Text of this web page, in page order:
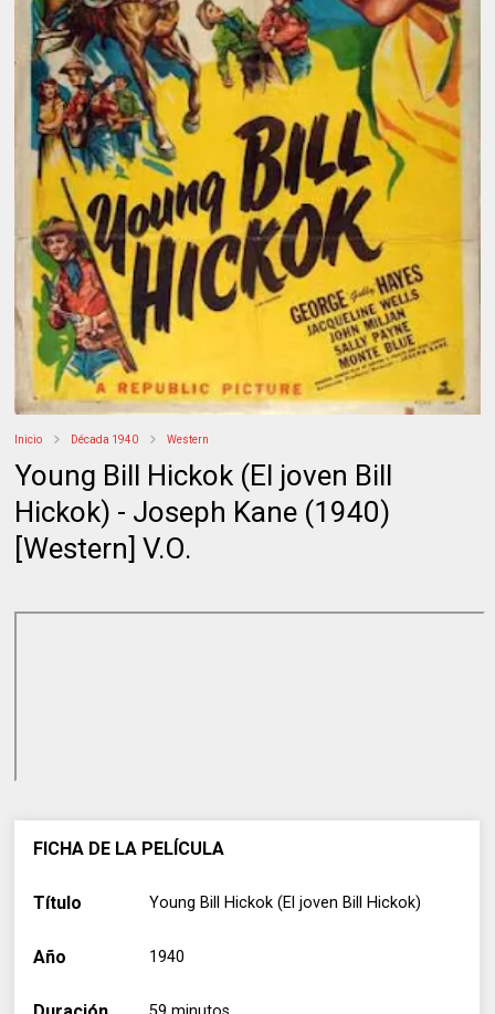
Inicio Década 1940 Western
Young Bill Hickok (El joven Bill
Hickok) - Joseph Kane (1940)
[Western] V.O.
FICHA DE LA PELÍCULA
Título Young Bill Hickok (El joven Bill Hickok)
Año 1940